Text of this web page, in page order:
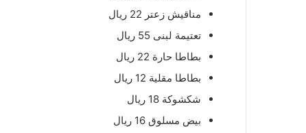
مناقيش زعتر 22 ريال
تعتيمة لبنى 55 ريال
بطاطا حارة 22 ريال
بطاطا مقلية 12 ريال
شكشوكة 18 ريال
بيض مسلوق 16 ريال